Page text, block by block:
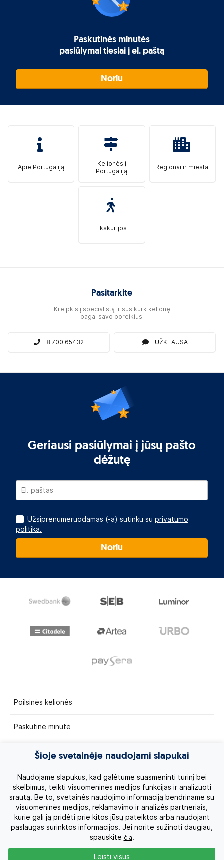
Paskutinės minutės
pasiūlymai tiesiai į el. paštą
Noriu
Apie Portugaliją
Kelionės į
Portugaliją
Regionai ir miestai
Ekskurijos
Pasitarkite
Kreipkis į specialistą ir susikurk kelionę
pagal savo poreikius:
8 700 65432 UŽKLAUSA
Geriausi pasiūlymai į jūsų pašto
dėžutę
Užsiprenumeruodamas (-a) sutinku su privatumo
politika.
Noriu
Poilsinės kelionės
Paskutinė minutė
Egzotinės kelionės
Kruizai
Kelionės po Lietuvą
Apie mus
Privatumo politika
Šioje svetainėje naudojami slapukai
Naudojame slapukus, kad galėtume suasmeninti turinį bei
skelbimus, teikti visuomeninės medijos funkcijas ir analizuoti
srautą. Be to, svetainės naudojimo informaciją bendriname su
visuomeninės medijos, reklamavimo ir analizės partneriais,
kurie gali ją pridėti prie kitos jūsų pateiktos arba naudojant
paslaugas surinktos informacijos. Jei norite sužinoti daugiau,
spauskite čia.
Leisti visus